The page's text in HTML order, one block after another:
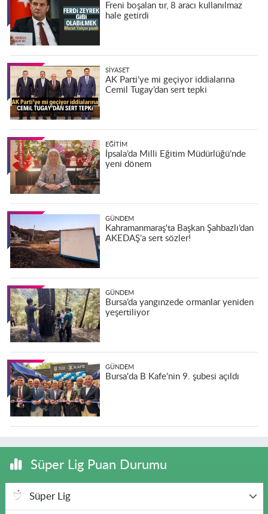
Freni boşalan tır, 8 aracı kullanılmaz
hale getirdi
SIYASET
AK Parti’ye mi geçiyor iddialarına
Cemil Tugay’dan sert tepki
EĞITIM
İpsala’da Milli Eğitim Müdürlüğü’nde
yeni dönem
GÜNDEM
Kahramanmaraş'ta Başkan Şahbazlı’dan
AKEDAŞ’a sert sözler!
GÜNDEM
Bursa’da yangınzede ormanlar yeniden
yeşertiliyor
GÜNDEM
Bursa'da B Kafe'nin 9. şubesi açıldı
Süper Lig Puan Durumu
Süper Lig